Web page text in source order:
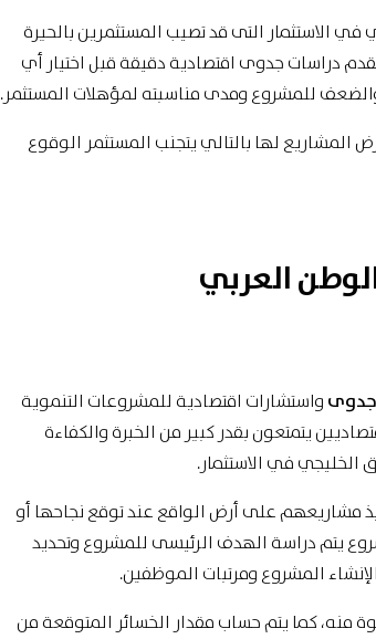
في الاستثمار التى قد تصيب المستثمرين بالحيرة
دراسات جدوى اقتصادية دقيقة قبل اختيار أي
للمشروع ومدى مناسبته لمؤهلات المستثمر.
لها بالتالي يتجنب المستثمر الوقوع
العربي
جدوى واستشارات اقتصادية للمشروعات التنموية
يتمتعون بقدر كبير من الخبرة والكفاءة
في الاستثمار.
مشاريعهم على أرض الواقع عند توقع نجاحها أو
يتم دراسة الهدف الرئيسى للمشروع وتحديد
المشروع ومرتبات الموظفين.
منه، كما يتم حساب مقدار الخسائر المتوقعة من